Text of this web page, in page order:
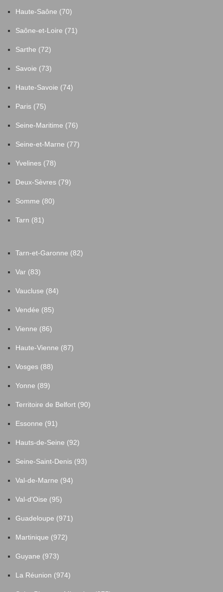
Haute-Saône (70)
Saône-et-Loire (71)
Sarthe (72)
Savoie (73)
Haute-Savoie (74)
Paris (75)
Seine-Maritime (76)
Seine-et-Marne (77)
Yvelines (78)
Deux-Sèvres (79)
Somme (80)
Tarn (81)
Tarn-et-Garonne (82)
Var (83)
Vaucluse (84)
Vendée (85)
Vienne (86)
Haute-Vienne (87)
Vosges (88)
Yonne (89)
Territoire de Belfort (90)
Essonne (91)
Hauts-de-Seine (92)
Seine-Saint-Denis (93)
Val-de-Marne (94)
Val-d'Oise (95)
Guadeloupe (971)
Martinique (972)
Guyane (973)
La Réunion (974)